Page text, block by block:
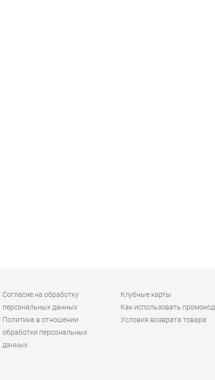
Согласие на обработку
персональных данных
Политика в отношении
обработки персональных
данных
Клубные карты
Как использовать промокод
Условия возврата товара